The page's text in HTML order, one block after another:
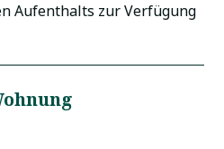
Aufenthalts zur Verfügung